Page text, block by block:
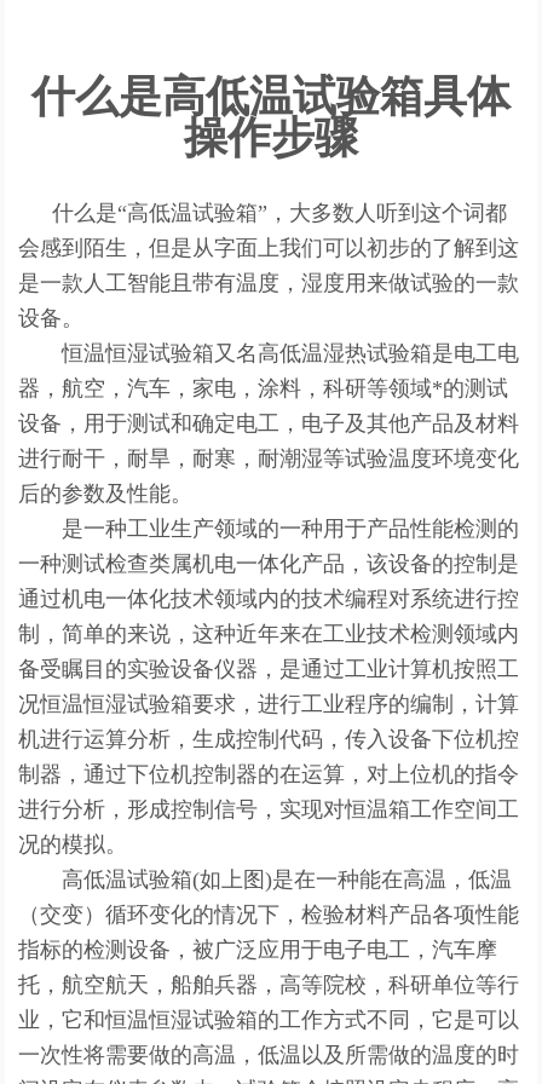
什么是高低温试验箱具体
操作步骤
什么是“高低温试验箱”，大多数人听到这个词都
会感到陌生，但是从字面上我们可以初步的了解到这
是一款人工智能且带有温度，湿度用来做试验的一款
设备。
恒温恒湿试验箱又名高低温湿热试验箱是电工电
器，航空，汽车，家电，涂料，科研等领域*的测试
设备，用于测试和确定电工，电子及其他产品及材料
进行耐干，耐旱，耐寒，耐潮湿等试验温度环境变化
后的参数及性能。
是一种工业生产领域的一种用于产品性能检测的
一种测试检查类属机电一体化产品，该设备的控制是
通过机电一体化技术领域内的技术编程对系统进行控
制，简单的来说，这种近年来在工业技术检测领域内
备受瞩目的实验设备仪器，是通过工业计算机按照工
况恒温恒湿试验箱要求，进行工业程序的编制，计算
机进行运算分析，生成控制代码，传入设备下位机控
制器，通过下位机控制器的在运算，对上位机的指令
进行分析，形成控制信号，实现对恒温箱工作空间工
况的模拟。
高低温试验箱(如上图)是在一种能在高温，低温
（交变）循环变化的情况下，检验材料产品各项性能
指标的检测设备，被广泛应用于电子电工，汽车摩
托，航空航天，船舶兵器，高等院校，科研单位等行
业，它和恒温恒湿试验箱的工作方式不同，它是可以
一次性将需要做的高温，低温以及所需做的温度的时